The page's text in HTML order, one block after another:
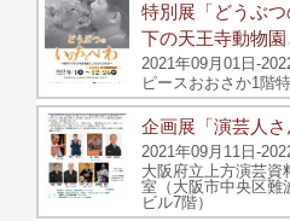
特別展「どうぶ
下の天王寺動物園
2021年09月01日-
ピースおおさか1階
企画展「演芸人
2021年09月11日-
大阪府立上方演芸資
室（大阪市中央区難
ビル7階）